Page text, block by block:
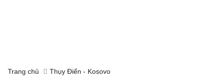
Trang chủ Thụy Điển - Kosovo